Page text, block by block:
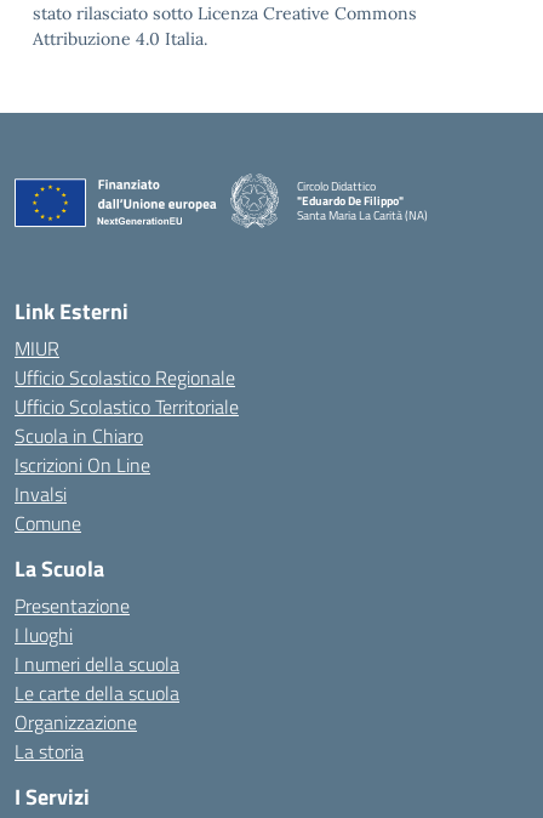
stato rilasciato sotto Licenza Creative Commons
Attribuzione 4.0 Italia.
Circolo Didattico
"Eduardo De Filippo"
Santa Maria La Carità (NA)
Link Esterni
MIUR
Ufficio Scolastico Regionale
Ufficio Scolastico Territoriale
Scuola in Chiaro
Iscrizioni On Line
Invalsi
Comune
La Scuola
Presentazione
I luoghi
I numeri della scuola
Le carte della scuola
Organizzazione
La storia
I Servizi